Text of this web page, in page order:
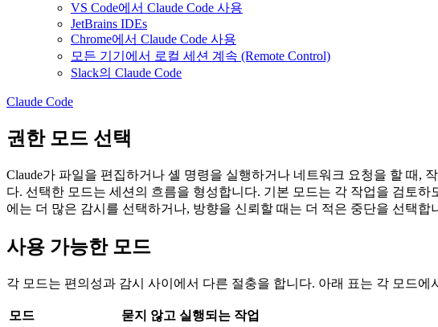
VS Code에서 Claude Code 사용
JetBrains IDEs
Chrome에서 Claude Code 사용
모든 기기에서 로컬 세션 계속 (Remote Control)
Slack의 Claude Code
Claude Code
권한 모드 선택
Claude가 파일을 편집하거나 셸 명령을 실행하거나 네트워크 요청을 할 때,
다. 선택한 모드는 세션의 흐름을 형성합니다. 기본 모드는 각 작업을 검토
에는 더 많은 감시를 선택하거나, 방향을 신뢰할 때는 더 적은 중단을 선택합
사용 가능한 모드
각 모드는 편의성과 감시 사이에서 다른 절충을 합니다. 아래 표는 각 모드
모드 묻지 않고 실행되는 작업